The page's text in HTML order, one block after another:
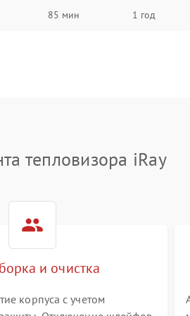
85 мин 1 год
тепловизора iRay
и очистка
корпуса с учетом